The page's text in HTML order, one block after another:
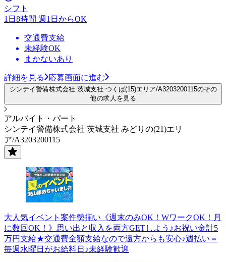
シフト
1日8時間 週1日からOK
交通費支給
未経験OK
まかないあり
詳細を見る 応募画面に進む
シンテイ警備株式会社 茨城支社 つくば(15)エリア/A3203200115のその
他の求人を見る
アルバイト・パート
シンテイ警備株式会社 茨城支社 みどりの(21)エリ
ア/A3203200115
大人気イベント案件勢揃い《週末のみOK！WワークOK！月
に数回OK！》思い出と収入を両方GETしよう♪お祝い金計5
万円支給★交通費全額支給なので遠方からも安心♪週払い＝
毎週水曜日がお給料日♪未経験歓迎